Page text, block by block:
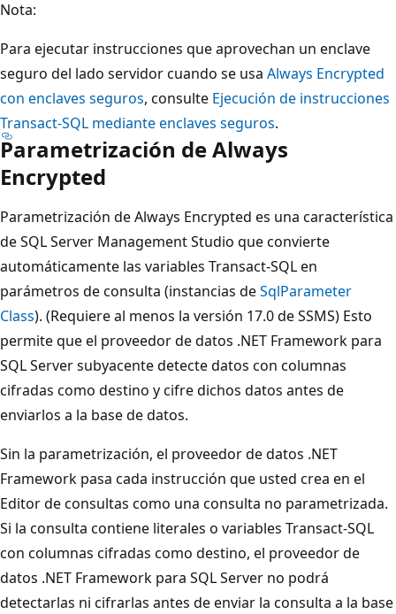
Nota:
Para ejecutar instrucciones que aprovechan un enclave
seguro del lado servidor cuando se usa Always Encrypted
con enclaves seguros, consulte Ejecución de instrucciones
Transact-SQL mediante enclaves seguros.
Parametrización de Always
Encrypted
Parametrización de Always Encrypted es una característica
de SQL Server Management Studio que convierte
automáticamente las variables Transact-SQL en
parámetros de consulta (instancias deSqlParameter
Class). (Requiere al menos la versión 17.0 de SSMS) Esto
permite que el proveedor de datos .NET Framework para
SQL Server subyacente detecte datos con columnas
cifradas como destino y cifre dichos datos antes de
enviarlos a la base de datos.
Sin la parametrización, el proveedor de datos .NET
Framework pasa cada instrucción que usted crea en el
Editor de consultas como una consulta no parametrizada.
Si la consulta contiene literales o variables Transact-SQL
con columnas cifradas como destino, el proveedor de
datos .NET Framework para SQL Server no podrá
detectarlas ni cifrarlas antes de enviar la consulta a la base